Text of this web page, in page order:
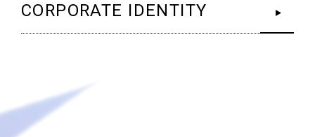
CORPORATE IDENTITY